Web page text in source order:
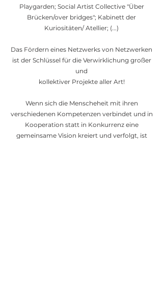
Playgarden; Social Artist Collective "Über
Brücken/over bridges"; Kabinett der
Kuriositäten/ Atellier; (...)
Das Fördern eines Netzwerks von Netzwerken
ist der Schlüssel für die Verwirklichung großer
und
kollektiver Projekte aller Art!
Wenn sich die Menscheheit mit ihren
verschiedenen Kompetenzen verbindet und in
Kooperation statt in Konkurrenz eine
gemeinsame Vision kreiert und verfolgt, ist